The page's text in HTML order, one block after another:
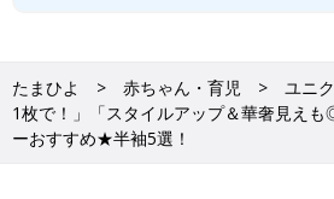
ZARAの、大人かわい
す。
ユニクロの半袖Tシャツは名品
たまひよ 赤ちゃん・育児
ユニ
1枚で！」「スタイルアップ＆華奢見え
ーおすすめ★半袖5選！